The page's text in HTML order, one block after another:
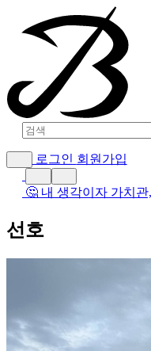
로그인 회원가입
🤔 내 생각이자 가치
선호